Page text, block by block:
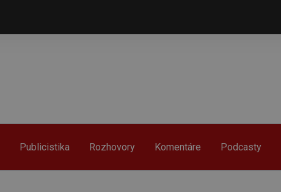
Publicistika Rozhovory Komentáre Podcasty